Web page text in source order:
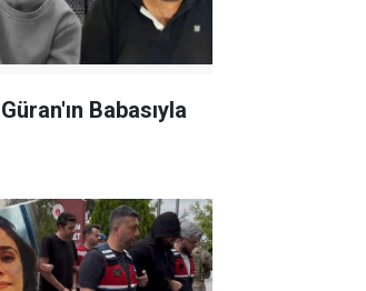
Babasıyla